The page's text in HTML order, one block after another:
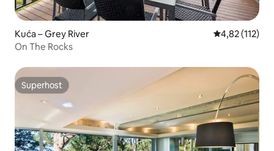
Kuća – Grey River Prosječna
4,82 (112)
On The Rocks
Superhost
Superhost